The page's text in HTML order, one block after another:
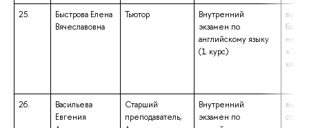
25.
Быстрова Елена
Вячеславовна
Тьютор
Внутренний
экзамен по
английскому языку
(1 курс)
26.
Васильева
Евгения
Старший
преподаватель;
Внутренний
экзамен по